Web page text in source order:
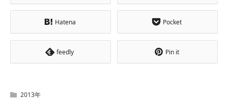
Hatena Pocket
feedly Pin it
2013年